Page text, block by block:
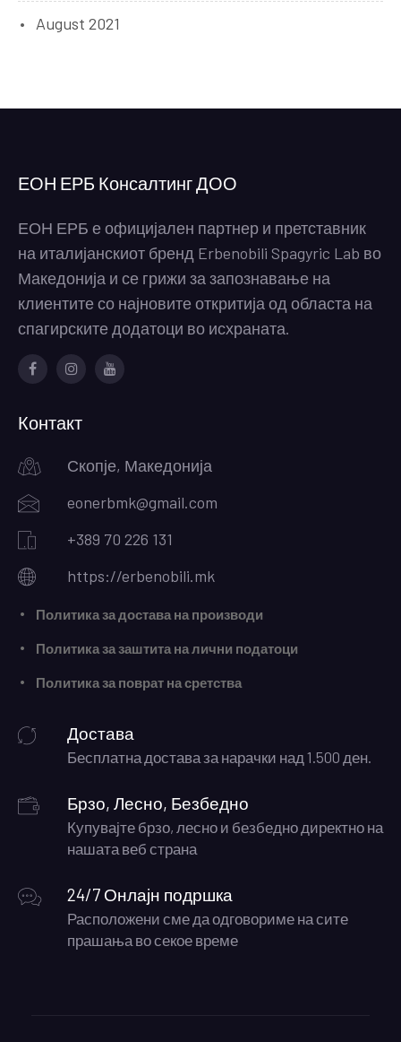
August 2021
ЕОН ЕРБ Консалтинг ДОО
ЕОН ЕРБ е официјален партнер и претставник
на италијанскиот бренд Erbenobili Spagyric Lab во
Македонија и се грижи за запознавање на
клиентите со најновите откритија од областа на
спагирските додатоци во исхраната.
Контакт
Скопје, Македонија
eonerbmk@gmail.com
+389 70 226 131
https://erbenobili.mk
Политика за достава на производи
Политика за заштита на лични податоци
Политика за поврат на сретства
Достава
Бесплатна достава за нарачки над 1.500 ден.
Брзо, Лесно, Безбедно
Купувајте брзо, лесно и безбедно директно на
нашата веб страна
24/7 Онлајн подршка
Расположени сме да одговориме на сите
прашања во секое време